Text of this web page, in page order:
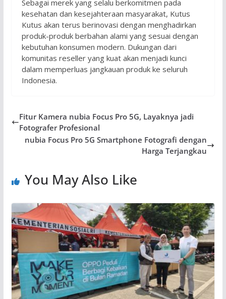
Sebagai merek yang selalu berkomitmen pada
kesehatan dan kesejahteraan masyarakat, Kutus
Kutus akan terus berinovasi dengan menghadirkan
produk-produk berbahan alami yang sesuai dengan
kebutuhan konsumen modern. Dukungan dari
komunitas reseller yang kuat akan menjadi kunci
dalam memperluas jangkauan produk ke seluruh
Indonesia.
Fitur Kamera nubia Focus Pro 5G, Layaknya jadi
Fotografer Profesional
nubia Focus Pro 5G Smartphone Fotografi dengan
Harga Terjangkau
You May Also Like